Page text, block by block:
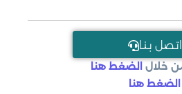
اتـصل بـنـا
خلال الضغط هنا
الضغط هنا